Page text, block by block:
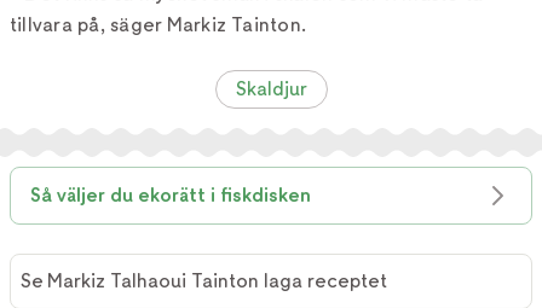
tillvara på, säger Markiz Tainton.
Skaldjur
Så väljer du ekorätt i fiskdisken
Se Markiz Talhaoui Tainton laga receptet